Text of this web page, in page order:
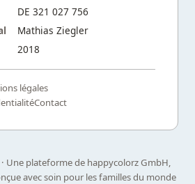
DE 321 027 756
Mathias Ziegler
2018
légales
Contact
· Une plateforme de happycolorz GmbH,
avec soin pour les familles du monde